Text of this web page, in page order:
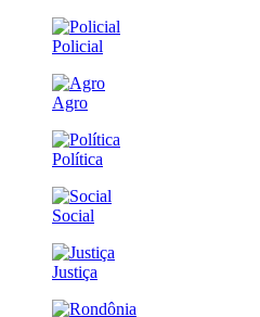
Policial
Agro
Política
Social
Justiça